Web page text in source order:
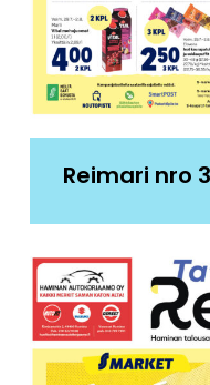
Reimari nro